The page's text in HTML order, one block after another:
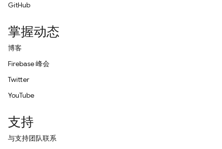
GitHub
掌握动态
博客
Firebase 峰会
Twitter
YouTube
支持
与支持团队联系